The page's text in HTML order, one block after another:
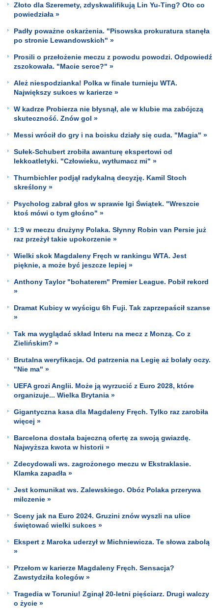
Złoto dla Szeremety, zdyskwalifikują Lin Yu-Ting? Oto co
powiedziała »
Padły poważne oskarżenia. "Pisowska prokuratura stanęła
po stronie Lewandowskich" »
Prosili o przełożenie meczu z powodu powodzi. Odpowiedź
zszokowała. "Macie serce?" »
Ależ niespodzianka! Polka w finale turnieju WTA.
Największy sukces w karierze »
W kadrze Probierza nie błysnął, ale w klubie ma zabójczą
skuteczność. Znów gol »
Messi wrócił do gry i na boisku działy się cuda. "Magia" »
Sułek-Schubert zrobiła awanturę ekspertowi od
lekkoatletyki. "Człowieku, wytłumacz mi" »
Thurnbichler podjął radykalną decyzję. Kamil Stoch
skreślony »
Psycholog zabrał głos w sprawie Igi Świątek. "Wreszcie
ktoś mówi o tym głośno" »
1:9 w meczu drużyny Polaka. Słynny Robin van Persie już
raz przeżył takie upokorzenie »
Wielki skok Magdaleny Fręch w rankingu WTA. Jest
pięknie, a może być jeszcze lepiej »
Anthony Taylor "bohaterem" Premier League. Pobił rekord
»
Dramat Kubicy w wyścigu 6h Fuji. Tak zaprzepaścił szanse
»
Tak ma wyglądać skład Interu na mecz z Monzą. Co z
Zielińskim? »
Brutalna weryfikacja. Od patrzenia na Legię aż bolały oczy.
"Nie ma" »
UEFA grozi Anglii. Może ją wyrzucić z Euro 2028, które
organizuje... Wielka Brytania »
Gigantyczna kasa dla Magdaleny Fręch. Tylko raz zarobiła
więcej »
Barcelona dostała bajeczną ofertę za swoją gwiazdę.
Najwyższa kwota w historii »
Zdecydowali ws. zagrożonego meczu w Ekstraklasie.
Klamka zapadła »
Jest komunikat ws. Zalewskiego. Obóz Polaka przerywa
milczenie »
Sceny jak na Euro 2024. Gruzini znów wyszli na ulice
świętować wielki sukces »
Ekspert z Maroka uderzył w Michniewicza. Te słowa zabolą
»
Przełom w karierze Magdaleny Fręch. Sensacja?
Zawstydziła kolegów »
Tragedia w Toruniu! Zginął 20-letni pięściarz. Drugi walczy
o życie »